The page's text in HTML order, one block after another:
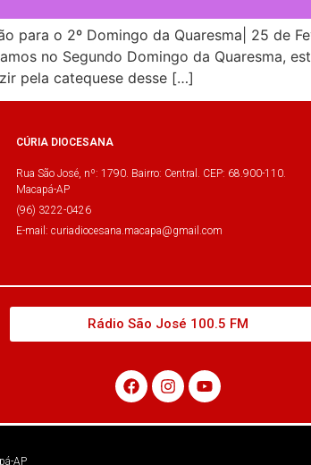
para o 2º Domingo da Quaresma| 25 de
no Segundo Domingo da Quaresma,
pela catequese desse […]
CÚRIA DIOCESANA
Rua São José, nº: 1790. Bairro: Central. CEP: 68.900-110.
Macapá-AP
(96) 3222-0426
E-mail: curiadiocesana.macapa@gmail.com
Rádio São José 100.5 FM
AP